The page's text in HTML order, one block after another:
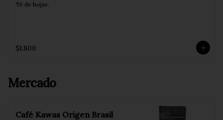
Té de hojas.
$1.800
Mercado
Café Kawas Origen Brasil